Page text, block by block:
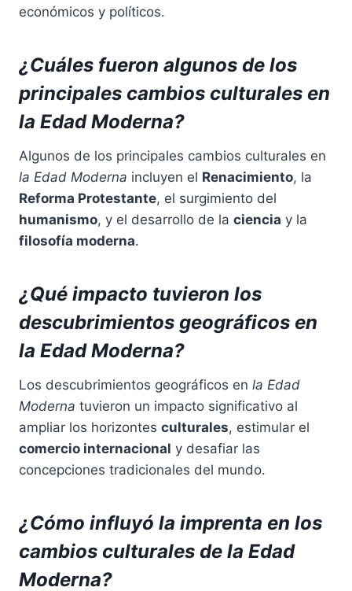
económicos y políticos.
¿Cuáles fueron algunos de los
principales cambios culturales en
la Edad Moderna?
Algunos de los principales cambios culturales en
la Edad Moderna incluyen el Renacimiento, la
Reforma Protestante, el surgimiento del
humanismo, y el desarrollo de la ciencia y la
filosofía moderna.
¿Qué impacto tuvieron los
descubrimientos geográficos en
la Edad Moderna?
Los descubrimientos geográficos en la Edad
Moderna tuvieron un impacto significativo al
ampliar los horizontes culturales, estimular el
comercio internacional y desafiar las
concepciones tradicionales del mundo.
¿Cómo influyó la imprenta en los
cambios culturales de la Edad
Moderna?